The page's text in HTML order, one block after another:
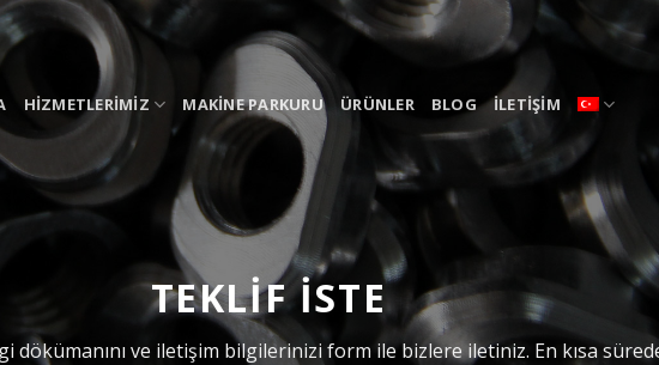
HIZMETLERIMIZ MAKINE PARKURU ÜRÜNLER BLOG İLETIŞIM
TEKLIF ISTE
ve iletişim bilgilerinizi form ile bizlere iletiniz. En kısa